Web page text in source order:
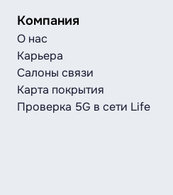
Компания
О нас
Карьера
Салоны связи
Карта покрытия
Проверка 5G в сети Life